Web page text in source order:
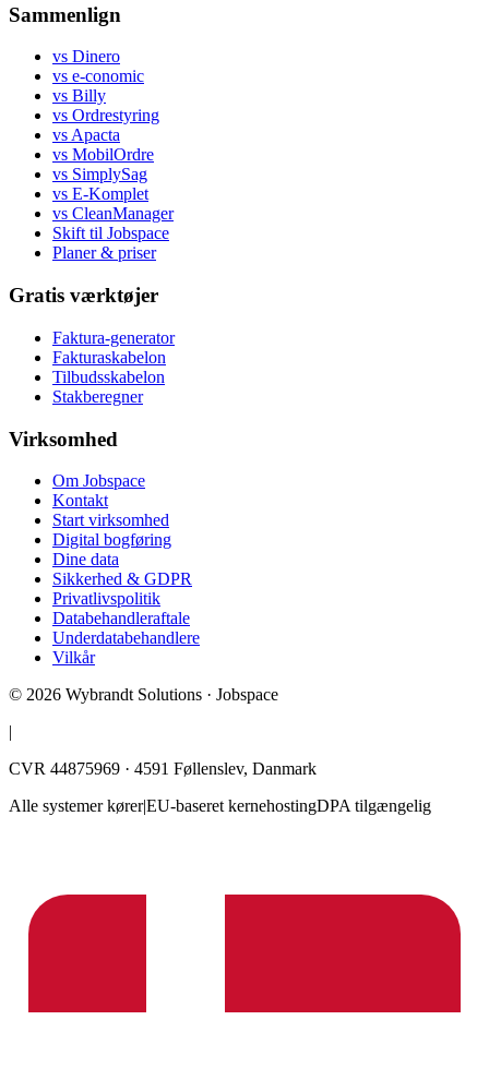
Sammenlign
vs Dinero
vs e-conomic
vs Billy
vs Ordrestyring
vs Apacta
vs MobilOrdre
vs SimplySag
vs E-Komplet
vs CleanManager
Skift til Jobspace
Planer & priser
Gratis værktøjer
Faktura-generator
Fakturaskabelon
Tilbudsskabelon
Stakberegner
Virksomhed
Om Jobspace
Kontakt
Start virksomhed
Digital bogføring
Dine data
Sikkerhed & GDPR
Privatlivspolitik
Databehandleraftale
Underdatabehandlere
Vilkår
© 2026 Wybrandt Solutions · Jobspace
|
CVR 44875969 · 4591 Føllenslev, Danmark
Alle systemer kører|EU-baseret kernehostingDPA tilgængelig